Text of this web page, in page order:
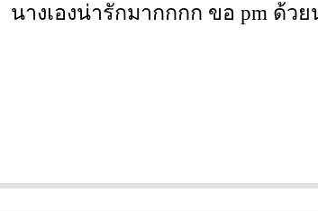
นางเองน่ารักมากกกก ขอ pm ด้วย